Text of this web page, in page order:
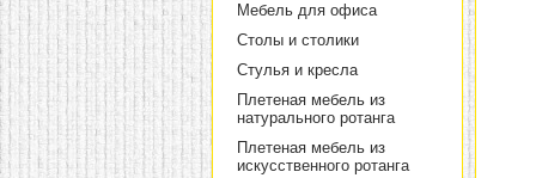
Мебель для офиса
Столы и столики
Стулья и кресла
Плетеная мебель из
натурального ротанга
Плетеная мебель из
искусственного ротанга